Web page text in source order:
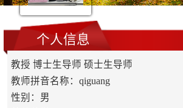
个人信息
教授 博士生导师 硕士生导师
教师拼音名称：qiguang
性别：男